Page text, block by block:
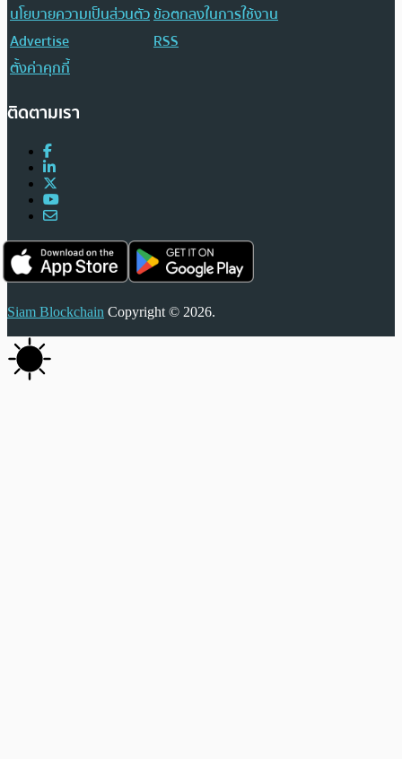
นโยบายความเป็นส่วนตัวข้อตกลงในการใช้งาน
Advertise
RSS
ตั้งค่าคุกกี้
ติดตามเรา
Siam Blockchain Copyright © 2026.